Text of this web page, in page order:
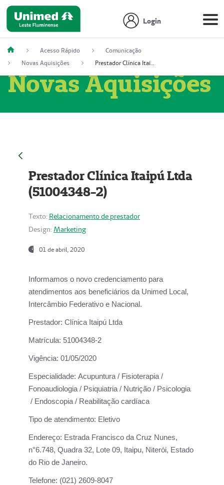
Login
Acesso Rápido
Comunicação
Novas Aquisições
Prestador Clínica Itaipú Ltda (51004348-2)
Novas Aquisições
Prestador Clínica Itaipú Ltda
(51004348-2)
Texto: Relacionamento de prestador
Design: Marketing
01 de abril, 2020
Informamos o novo credenciamento para
atendimentos aos beneficiários da Unimed Local,
Intercâmbio Federativo e Nacional.
Prestador: Clínica Itaipú Ltda
Matrícula: 51004348-2
Vigência: 01/05/2020
Especialidade: Acupuntura / Fisioterapia /
Fonoaudiologia / Psiquiatria / Nutrição / Psicologia
/ Endoscopia / Reabilitação cardíaca
Tipo de atendimento: Eletivo
Endereço: Estrada Francisco da Cruz Nunes,
n°6.748, Quadra 32, Lote 09, Itaipu, Niterói, Estado
do Rio de Janeiro.
Telefone: (021) 2609-8047